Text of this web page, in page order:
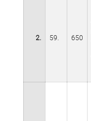
2. 59. 650